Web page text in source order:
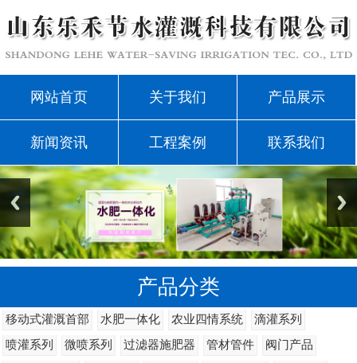
网站首页 关于我们 产品展示
新闻资讯 工程案例 联系我们
产品分类
移动式灌溉首部 水肥一体化 农业四情系统
滴灌系列
喷灌系列
微喷系列 过滤器施肥器 管材管件
阀门产品